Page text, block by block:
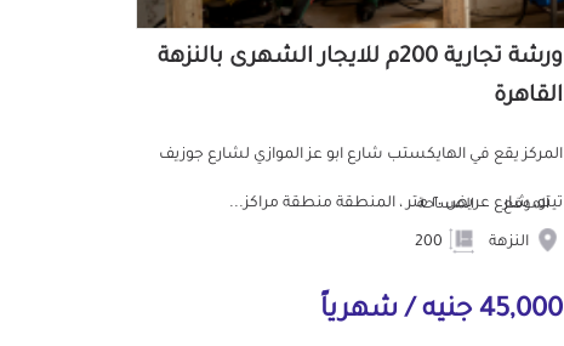
ورشة تجارية 200م للايجار الشهرى بالنزهة
القاهرة
المركز يقع في الهايكستب شارع ابو عز الموازي لشارع جوزيف
تيتو، شارع عريض ٢٠ متر ، المنطقة منطقة مراكز...
الموقع
النزهة
المساحة
45,000 جنيه / شهرياً